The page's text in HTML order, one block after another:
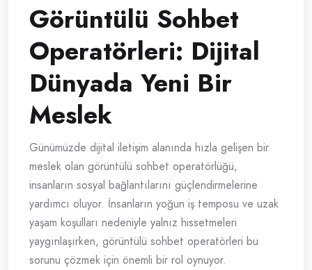
Görüntülü Sohbet
Operatörleri: Dijital
Dünyada Yeni Bir
Meslek
Günümüzde dijital iletişim alanında hızla gelişen bir
meslek olan görüntülü sohbet operatörlüğü,
insanların sosyal bağlantılarını güçlendirmelerine
yardımcı oluyor. İnsanların yoğun iş temposu ve uzak
yaşam koşulları nedeniyle yalnız hissetmeleri
yaygınlaşırken, görüntülü sohbet operatörleri bu
sorunu çözmek için önemli bir rol oynuyor.